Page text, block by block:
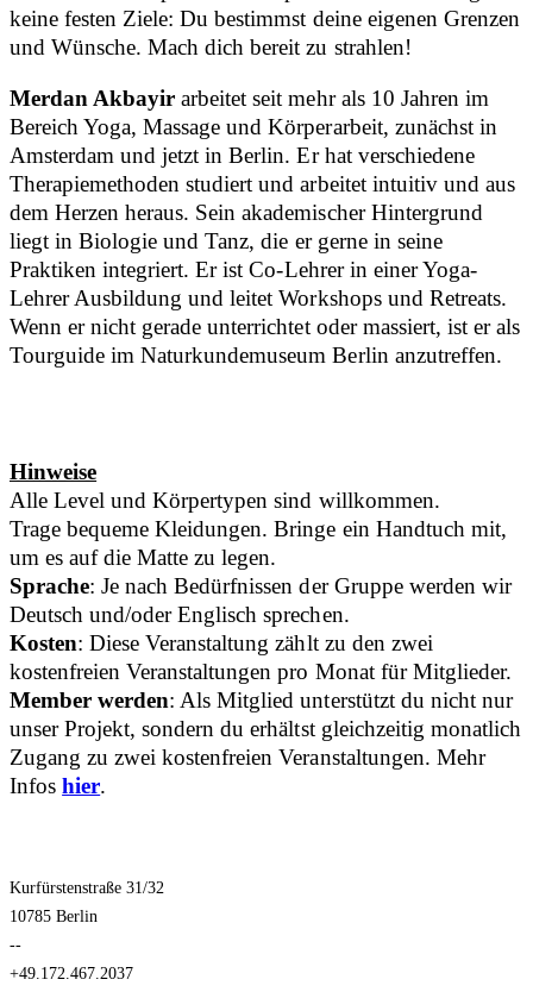
keine festen Ziele: Du bestimmst deine eigenen Grenzen
und Wünsche. Mach dich bereit zu strahlen!
Merdan Akbayir arbeitet seit mehr als 10 Jahren im
Bereich Yoga, Massage und Körperarbeit, zunächst in
Amsterdam und jetzt in Berlin. Er hat verschiedene
Therapiemethoden studiert und arbeitet intuitiv und aus
dem Herzen heraus. Sein akademischer Hintergrund
liegt in Biologie und Tanz, die er gerne in seine
Praktiken integriert. Er ist Co-Lehrer in einer Yoga-
Lehrer Ausbildung und leitet Workshops und Retreats.
Wenn er nicht gerade unterrichtet oder massiert, ist er als
Tourguide im Naturkundemuseum Berlin anzutreffen.
Hinweise
Alle Level und Körpertypen sind willkommen.
Trage bequeme Kleidungen. Bringe ein Handtuch mit,
um es auf die Matte zu legen.
Sprache: Je nach Bedürfnissen der Gruppe werden wir
Deutsch und/oder Englisch sprechen.
Kosten: Diese Veranstaltung zählt zu den zwei
kostenfreien Veranstaltungen pro Monat für Mitglieder.
Member werden: Als Mitglied unterstützt du nicht nur
unser Projekt, sondern du erhältst gleichzeitig monatlich
Zugang zu zwei kostenfreien Veranstaltungen. Mehr
Infoshier.
Kurfürstenstraße 31/32
10785 Berlin
--
+49.172.467.2037